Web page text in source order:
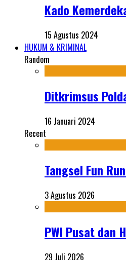
Kado
15 Agustus 2024
HUKUM & KRIMINAL
Random
Ditkrimsus
16 Januari 2024
Recent
Tangsel Fun
3 Agustus 2026
PWI Pusat dan
29 Juli 2026